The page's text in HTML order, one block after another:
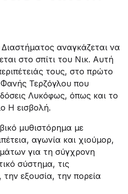
για
αναγκάζεται να
στο σπίτι του Νικ. Αυτή
τους, στο πρώτο
Φανής Τερζόγλου που
Λυκόφως, όπως και το
Η εισβολή.
μυθιστόρημα με
αγωνία και χιούμορ,
για τη σύγχρονη
σύστημα, τις
την εξουσία, την πορεία